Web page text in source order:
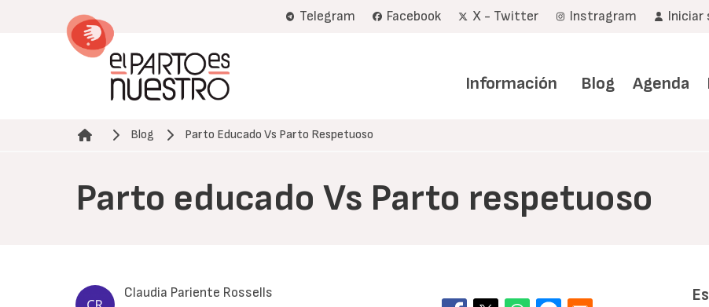
Telegram Facebook X - Twitter Instragram Iniciar
Información Blog Agenda
Ruta de navegación
Blog Parto Educado Vs Parto Respetuoso
Parto educado Vs Parto respetuoso
Claudia Pariente Rossells